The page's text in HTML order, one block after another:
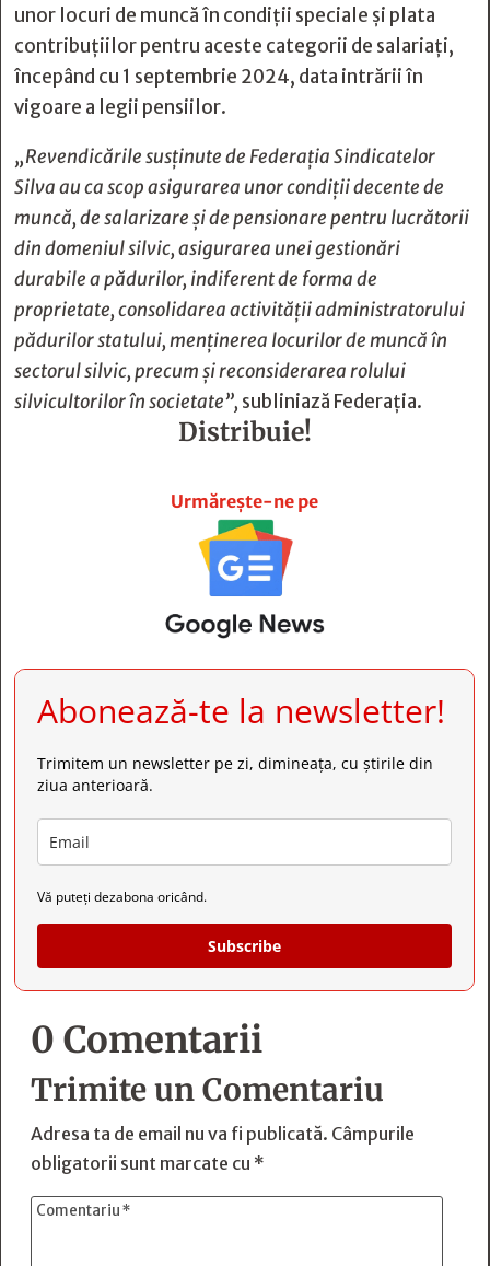
unor locuri de muncă în condiţii speciale şi plata
contribuţiilor pentru aceste categorii de salariaţi,
începând cu 1 septembrie 2024, data intrării în
vigoare a legii pensiilor.
„Revendicările susţinute de Federaţia Sindicatelor
Silva au ca scop asigurarea unor condiţii decente de
muncă, de salarizare şi de pensionare pentru lucrătorii
din domeniul silvic, asigurarea unei gestionări
durabile a pădurilor, indiferent de forma de
proprietate, consolidarea activităţii administratorului
pădurilor statului, menţinerea locurilor de muncă în
sectorul silvic, precum şi reconsiderarea rolului
silvicultorilor în societate”, subliniază Federaţia.
Distribuie!
Urmărește-ne pe
Abonează-te la newsletter!
Trimitem un newsletter pe zi, dimineața, cu știrile din
ziua anterioară.
Vă puteți dezabona oricând.
Subscribe
0 Comentarii
Trimite un Comentariu
Adresa ta de email nu va fi publicată. Câmpurile
obligatorii sunt marcate cu *